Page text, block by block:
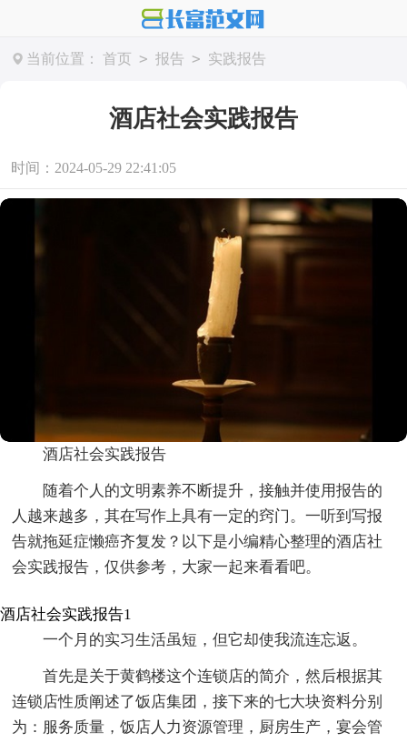
当前位置： 首页 > 报告 > 实践报告
酒店社会实践报告
时间：2024-05-29 22:41:05
酒店社会实践报告
随着个人的文明素养不断提升，接触并使用报告的
人越来越多，其在写作上具有一定的窍门。一听到写报
告就拖延症懒癌齐复发？以下是小编精心整理的酒店社
会实践报告，仅供参考，大家一起来看看吧。
酒店社会实践报告1
一个月的实习生活虽短，但它却使我流连忘返。
首先是关于黄鹤楼这个连锁店的简介，然后根据其
连锁店性质阐述了饭店集团，接下来的七大块资料分别
为：服务质量，饭店人力资源管理，厨房生产，宴会管